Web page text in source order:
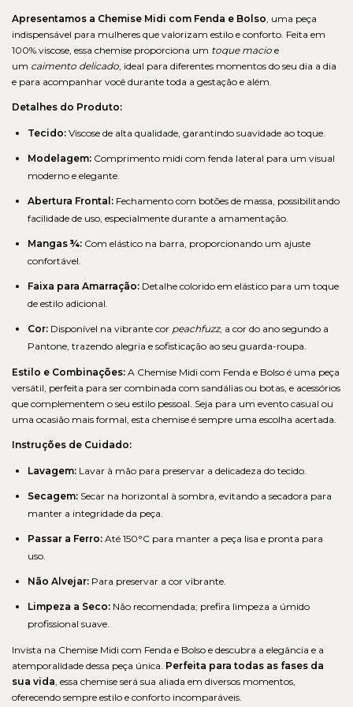
Apresentamos a Chemise Midi com Fenda e Bolso , uma peça
indispensável para mulheres que valorizam estilo e conforto. Feita em
100% viscose, essa chemise proporciona um toque macio e
um caimento delicado , ideal para diferentes momentos do seu dia a dia
e para acompanhar você durante toda a gestação e além.
Detalhes do Produto:
Tecido: Viscose de alta qualidade, garantindo suavidade ao toque.
Modelagem: Comprimento midi com fenda lateral para um visual
moderno e elegante.
Abertura Frontal: Fechamento com botões de massa, possibilitando
facilidade de uso, especialmente durante a amamentação.
Mangas ¾: Com elástico na barra, proporcionando um ajuste
confortável.
Faixa para Amarração: Detalhe colorido em elástico para um toque
de estilo adicional.
Cor: Disponível na vibrante cor peachfuzz, a cor do ano segundo a
Pantone, trazendo alegria e sofisticação ao seu guarda-roupa.
Estilo e Combinações: A Chemise Midi com Fenda e Bolso é uma peça
versátil, perfeita para ser combinada com sandálias ou botas, e acessórios
que complementem o seu estilo pessoal. Seja para um evento casual ou
uma ocasião mais formal, esta chemise é sempre uma escolha acertada.
Instruções de Cuidado:
Lavagem: Lavar à mão para preservar a delicadeza do tecido.
Secagem: Secar na horizontal à sombra, evitando a secadora para
manter a integridade da peça.
Passar a Ferro: Até 150°C para manter a peça lisa e pronta para
uso.
Não Alvejar: Para preservar a cor vibrante.
Limpeza a Seco: Não recomendada; prefira limpeza a úmido
profissional suave.
Invista na Chemise Midi com Fenda e Bolso e descubra a elegância e a
atemporalidade dessa peça única. Perfeita para todas as fases da
sua vida , essa chemise será sua aliada em diversos momentos,
oferecendo sempre estilo e conforto incomparáveis.